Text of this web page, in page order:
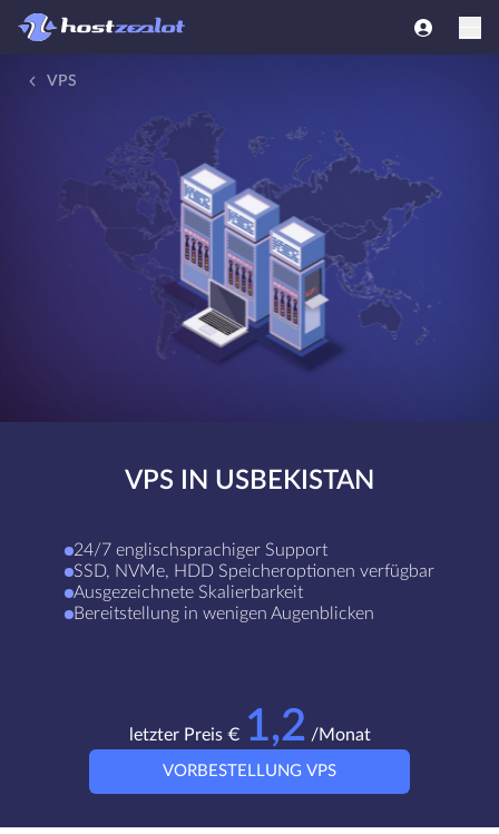
VPS
VPS IN USBEKISTAN
24/7 englischsprachiger Support
SSD, NVMe, HDD Speicheroptionen verfügbar
Ausgezeichnete Skalierbarkeit
Bereitstellung in wenigen Augenblicken
letzter Preis € 1,2 /Monat
VORBESTELLUNG VPS